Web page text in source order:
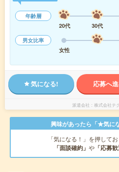
年齢層
20代
30代
男女比率
女性
気になる! 応募へ
派遣会社 株式会社テ
興味があったら「★気に
「気になる！」を押して
「面談確約」 や 「応募歓